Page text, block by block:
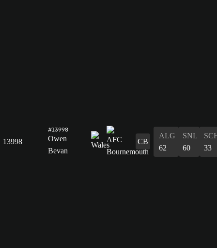
13998
#13998
Owen
Bevan
CB
ALG
62
SNL
60
33